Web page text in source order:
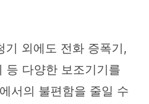
기 외에도 전화 증폭기,
등 다양한 보조기기를
서의 불편함을 줄일 수